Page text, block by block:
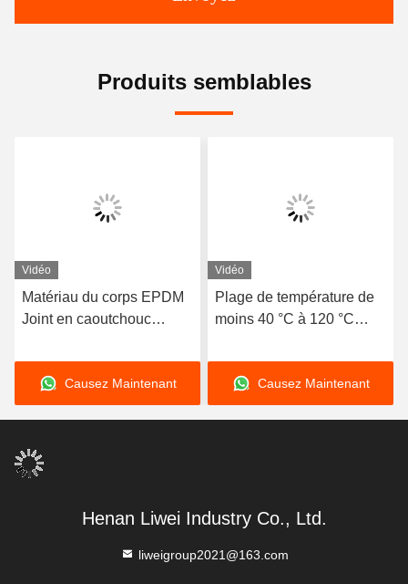
Produits semblables
Vidéo
Matériau du corps EPDM
Joint en caoutchouc
conçu avec des extrémités
en bride assurant
l'étanchéité et la flexibilité
transport de fluides
Causez Maintenant
Vidéo
Plage de température de
moins 40 °C à 120 °C
en caoutchouc flexible
Longue durée de vie
Causez Maintenant
Henan Liwei Industry Co., Ltd.
liweigroup2021@163.com